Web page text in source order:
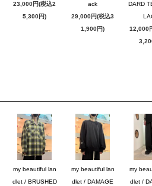
23,000円(税込2
5,300円)
ack
29,000円(税込3
1,900円)
DARD
12,000
my beautiful lan
dlet / BRUSHED
my beautiful lan
dlet / DAMAGE
my
dlet /